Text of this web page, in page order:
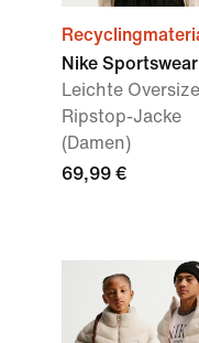
Nike Sportswear
Leichte
Ripstop-Jacke
(Damen)
69,99 €